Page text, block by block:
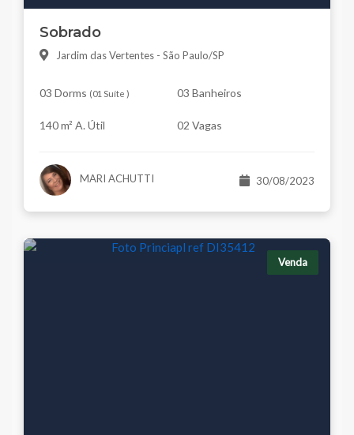
Sobrado
Jardim das Vertentes - São Paulo/SP
03 Dorms (01 Suíte ) 03 Banheiros
140 m² A. Útil 02 Vagas
MARI ACHUTTI 30/08/2023
Venda